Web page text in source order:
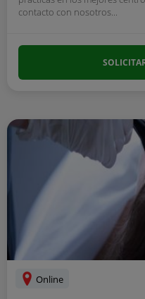
contacto con nosotros...
Online